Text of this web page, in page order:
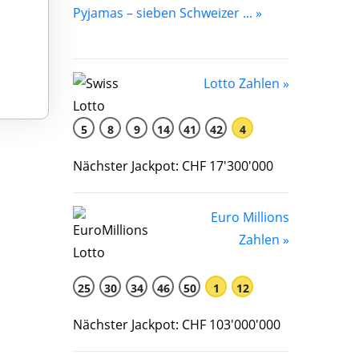
Pyjamas – sieben Schweizer ... »
Lotto Zahlen »
5 8 9 14 41 42 4
Nächster Jackpot: CHF 17'300'000
Euro Millions
Zahlen »
25 30 34 46 50 1 12
Nächster Jackpot: CHF 103'000'000